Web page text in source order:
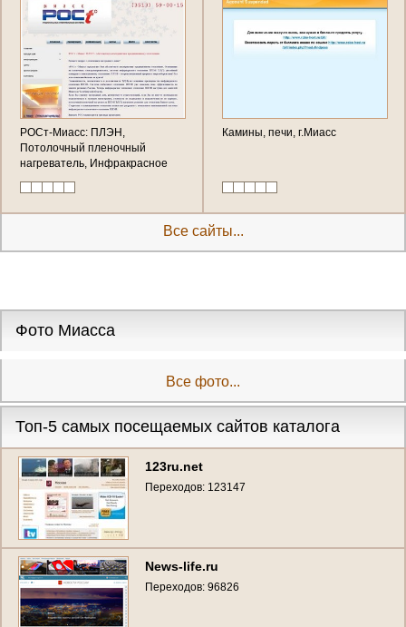
РОСт-Миасс: ПЛЭН,
Потолочный пленочный
нагреватель, Инфракрасное
пленочное отопление
Камины, печи, г.Миасс
Все сайты...
Фото Миасса
Все фото...
Топ-5 самых посещаемых сайтов каталога
123ru.net
Переходов: 123147
News-life.ru
Переходов: 96826